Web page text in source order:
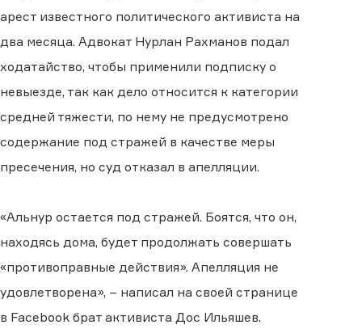
арест известного политического активиста на
два месяца. Адвокат Нурлан Рахманов подал
ходатайство, чтобы применили подписку о
невыезде, так как дело относится к категории
средней тяжести, по нему не предусмотрено
содержание под стражей в качестве меры
пресечения, но суд отказал в апелляции.
«Альнур остается под стражей. Боятся, что он,
находясь дома, будет продолжать совершать
«противоправные действия». Апелляция не
удовлетворена», – написал на своей странице
в Facebook брат активиста Дос Ильяшев.